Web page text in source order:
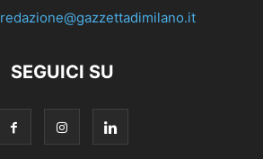
redazione@gazzettadimilano.it
SEGUICI SU